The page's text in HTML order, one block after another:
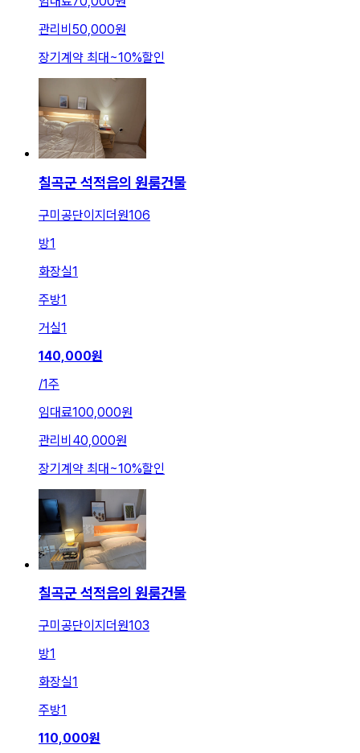
관리비 50,000원
장기계약 최대~10%할인
칠곡군 석적읍의 원룸건물
구미공단이지더원106
방1
화장실1
주방1
거실1
140,000원
/1주
임대료100,000원
관리비 40,000원
장기계약 최대~10%할인
칠곡군 석적읍의 원룸건물
구미공단이지더원103
방1
화장실1
주방1
110,000원